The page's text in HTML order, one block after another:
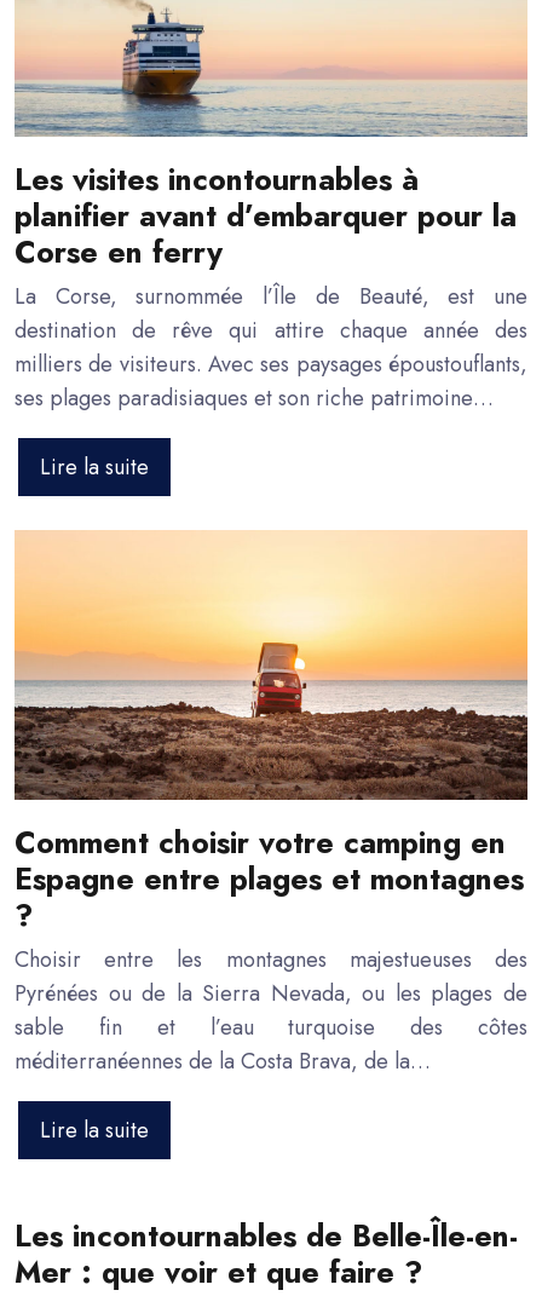
Les visites incontournables à
planifier avant d’embarquer pour la
Corse en ferry
La Corse, surnommée l’Île de Beauté, est une
destination de rêve qui attire chaque année des
milliers de visiteurs. Avec ses paysages époustouflants,
ses plages paradisiaques et son riche patrimoine…
Lire la suite
Comment choisir votre camping en
Espagne entre plages et montagnes
?
Choisir entre les montagnes majestueuses des
Pyrénées ou de la Sierra Nevada, ou les plages de
sable fin et l’eau turquoise des côtes
méditerranéennes de la Costa Brava, de la…
Lire la suite
Les incontournables de Belle-Île-en-
Mer : que voir et que faire ?